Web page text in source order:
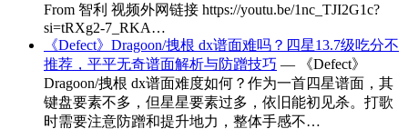
From 智利 视频外网链接 https://youtu.be/1nc_TJI2G1c?
si=tRXg2-7_RKA…
《Defect》Dragoon/拽根 dx谱面难吗？四星13.7级吃分不
推荐，平平无奇谱面解析与防蹭技巧 — 《Defect》
Dragoon/拽根 dx谱面难度如何？作为一首四星谱面，其
键盘要素不多，但星星要素过多，依旧能初见杀。打歌
时需要注意防蹭和提升地力，整体手感不…